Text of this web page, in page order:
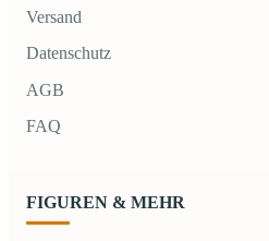
Versand
Datenschutz
AGB
FAQ
FIGUREN & MEHR